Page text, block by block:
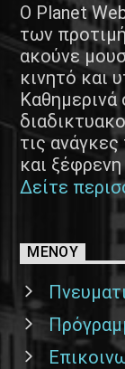
Ο Planet
των
ακούνε
κινητό και
τις
και
Δείτε
ΜΕΝΟΥ